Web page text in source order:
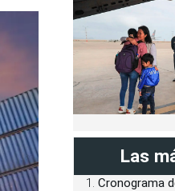
Las
Cronograma